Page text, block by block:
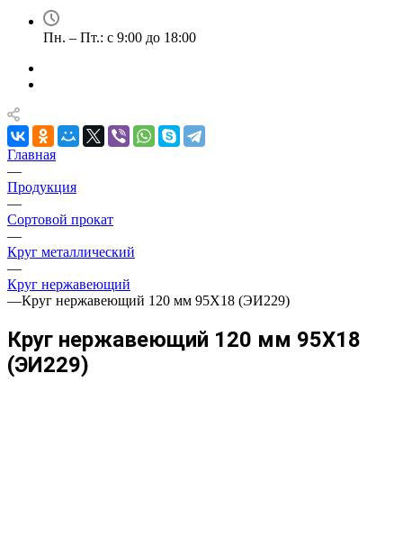
Пн. – Пт.: с 9:00 до 18:00
Главная
—
Продукция
—
Сортовой прокат
—
Круг металлический
—
Круг нержавеющий
—Круг нержавеющий 120 мм 95Х18 (ЭИ229)
Круг нержавеющий 120 мм 95Х18
(ЭИ229)